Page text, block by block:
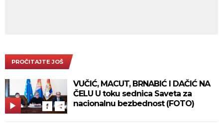
PROČITAJTE JOŠ
VUČIĆ, MACUT, BRNABIĆ I DAČIĆ NA
ČELU U toku sednica Saveta za
nacionalnu bezbednost (FOTO)